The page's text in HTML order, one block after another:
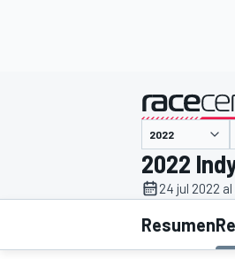
INDYCAR
2022
24 jul 2022
Resumen